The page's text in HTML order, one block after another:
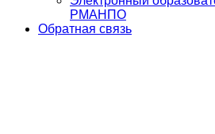
РМАНПО
Обратная связь